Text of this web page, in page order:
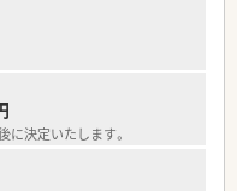
躍し続ける薬剤師が多く、ラ
めない姿勢が組織全体の強
病院カルテの閲覧権限を活用
た指導を行うことで患者様か
に決定いたします。